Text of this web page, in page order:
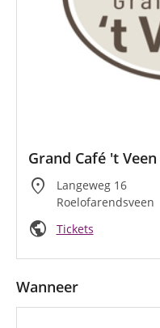
Grand Café 't Veen
location_on
Langeweg 16
Roelofarendsveen
public Tickets
Wanneer